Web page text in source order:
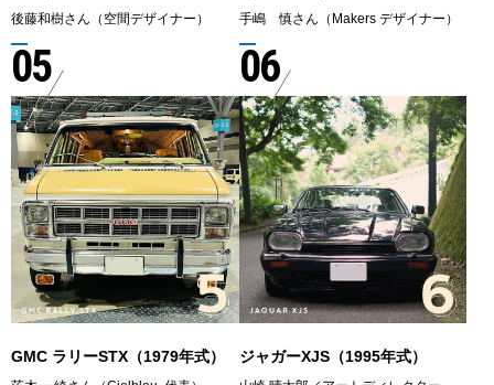
後藤和樹さん（空間デザイナー） 手嶋 慎さん（Makers デザイナー）
05
GMC ラリーSTX（1979年式）
06
ジャガーXJS（1995年式）